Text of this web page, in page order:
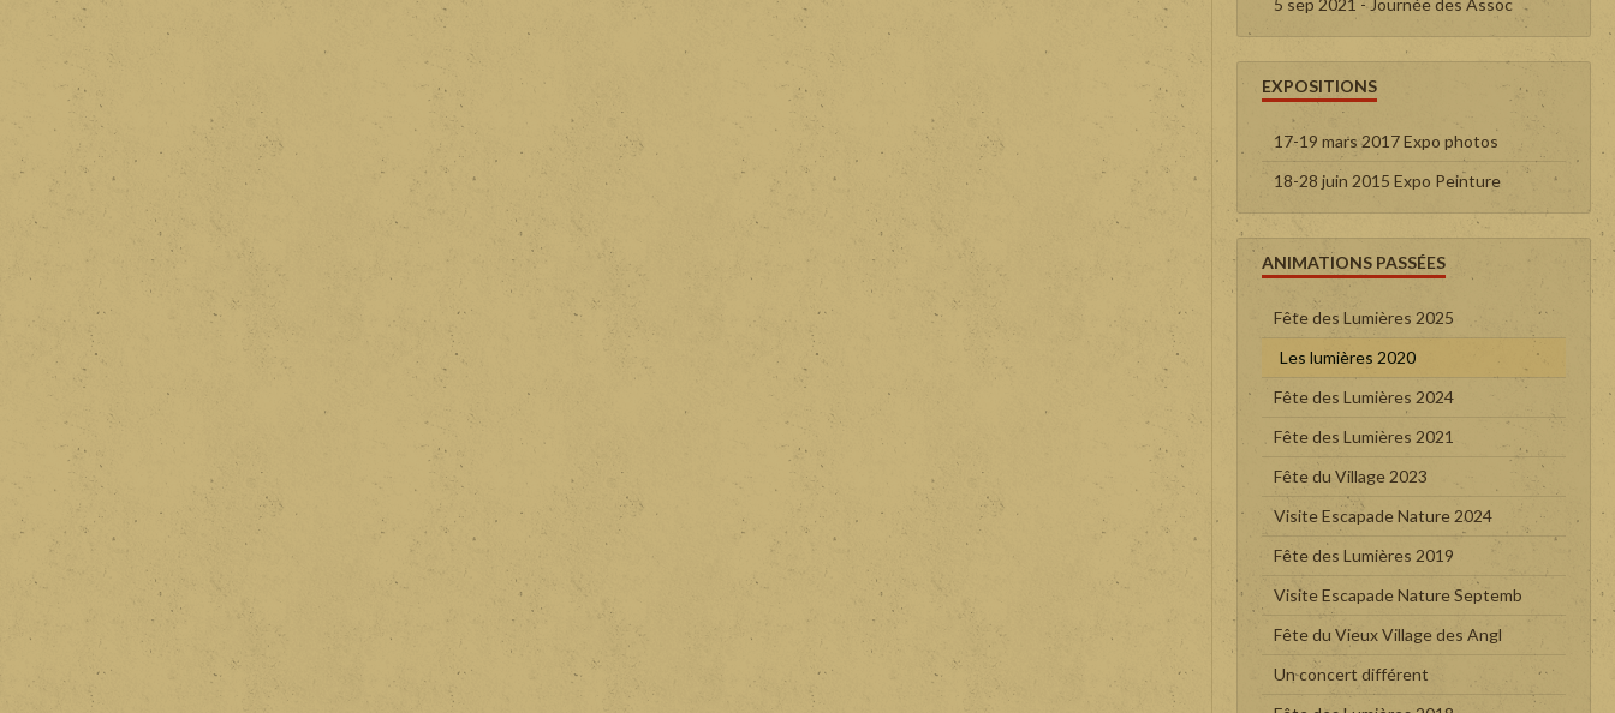
EXPOSITIONS
17-19 mars 2017 Expo photos
18-28 juin 2015 Expo Peinture
ANIMATIONS PASSÉES
Fête des Lumières 2025
Les lumières 2020
Fête des Lumières 2024
Fête des Lumières 2021
Fête du Village 2023
Visite Escapade Nature 2024
Fête des Lumières 2019
Visite Escapade Nature Septemb
Fête du Vieux Village des Angl
Un concert différent